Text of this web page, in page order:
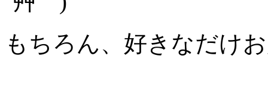
もちろん、好きなだけ